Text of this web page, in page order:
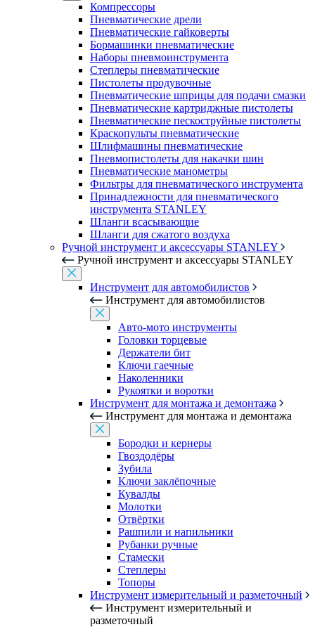
Компрессоры
Пневматические дрели
Пневматические гайковерты
Бормашинки пневматические
Наборы пневмоинструмента
Степлеры пневматические
Пистолеты продувочные
Пневматические шприцы для подачи смазки
Пневматические картриджные пистолеты
Пневматические пескоструйные пистолеты
Краскопульты пневматические
Шлифмашины пневматические
Пневмопистолеты для накачки шин
Пневматические манометры
Фильтры для пневматического инструмента
Принадлежности для пневматического
инструмента STANLEY
Шланги всасывающие
Шланги для сжатого воздуха
Ручной инструмент и аксессуары STANLEY
Ручной инструмент и аксессуары STANLEY
Инструмент для автомобилистов
Инструмент для автомобилистов
Авто-мото инструменты
Головки торцевые
Держатели бит
Ключи гаечные
Наколенники
Рукоятки и воротки
Инструмент для монтажа и демонтажа
Инструмент для монтажа и демонтажа
Бородки и кернеры
Гвоздодёры
Зубила
Ключи заклёпочные
Кувалды
Молотки
Отвёртки
Рашпили и напильники
Рубанки ручные
Стамески
Степлеры
Топоры
Инструмент измерительный и разметочный
Инструмент измерительный и
разметочный